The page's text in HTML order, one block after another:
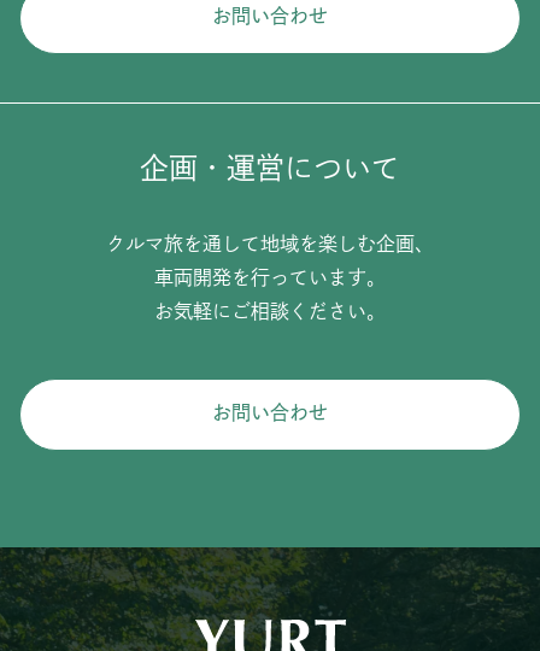
お問い合わせ
企画・運営について
クルマ旅を通して地域を楽しむ企画、
車両開発を行っています。
お気軽にご相談ください。
お問い合わせ